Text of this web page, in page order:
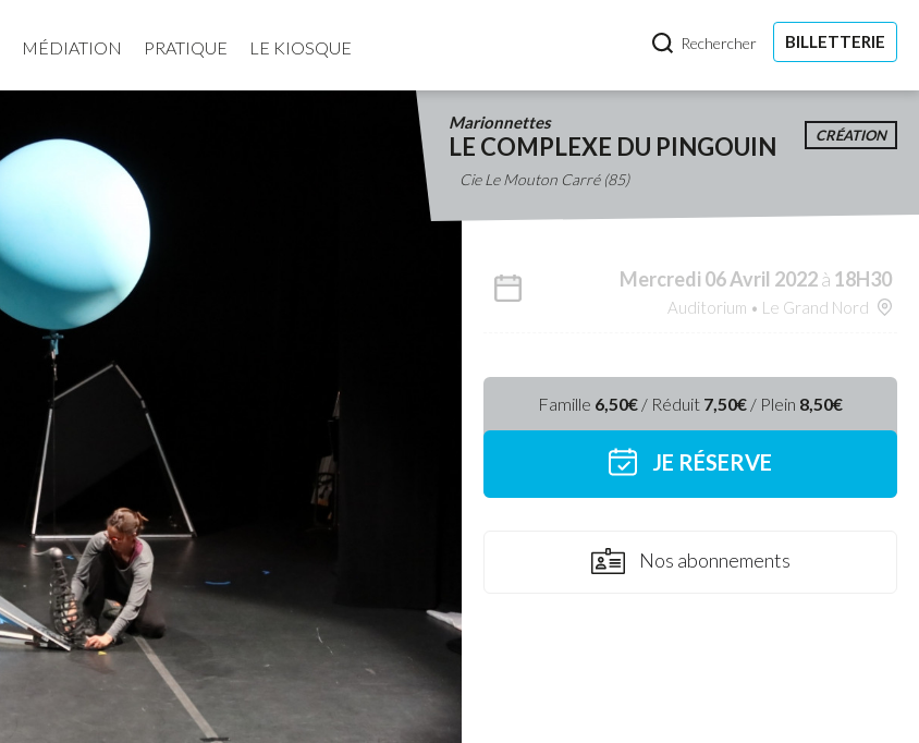
MÉDIATION PRATIQUE LE KIOSQUE Rechercher BILLETTERIE
Marionnettes
LE COMPLEXE DU PINGOUIN
Cie Le Mouton Carré (85)
CRÉATION
Mercredi 06 Avril 2022à 18H30
Auditorium • Le Grand Nord
Famille 6,50€ / Réduit 7,50€ / Plein 8,50€
JE RÉSERVE
Nos abonnements